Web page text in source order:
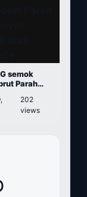
semok
Parah
gede
202
views